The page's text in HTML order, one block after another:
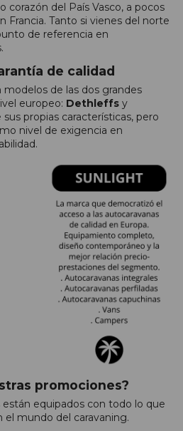
corazón del País Vasco, a pocos
Francia. Tanto si vienes del norte
de referencia en
de calidad
de las dos grandes
europeo: Dethleffs y
sus propias características, pero
nivel de exigencia en
promociones?
equipados con todo lo que
el mundo del caravaning.